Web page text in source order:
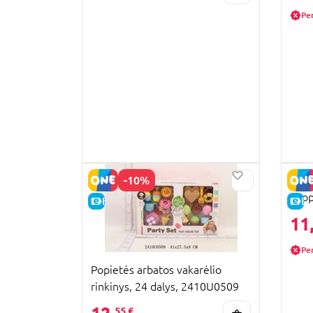
-10%
E-KAINA
Popietės arbatos vakarėlio
rinkinys, 24 dalys, 2410U0509
E-
11,